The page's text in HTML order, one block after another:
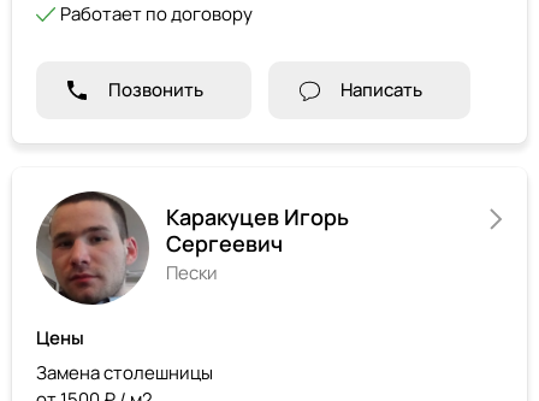
Работает по договору
Позвонить Написать
Каракуцев Игорь
Сергеевич
Пески
Цены
Замена столешницы